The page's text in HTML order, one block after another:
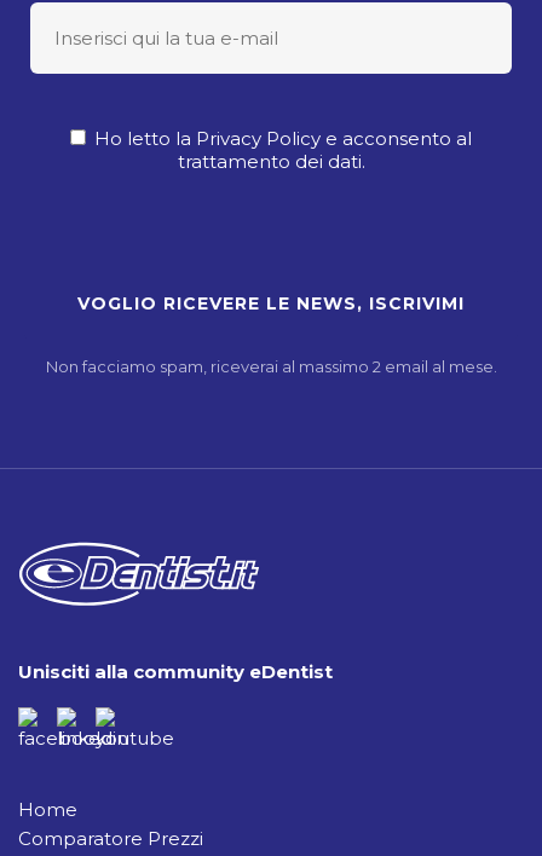
Ho letto la Privacy Policy e acconsento al
trattamento dei dati.
Non facciamo spam, riceverai al massimo 2 email al mese.
Unisciti alla community eDentist
Home
Comparatore Prezzi